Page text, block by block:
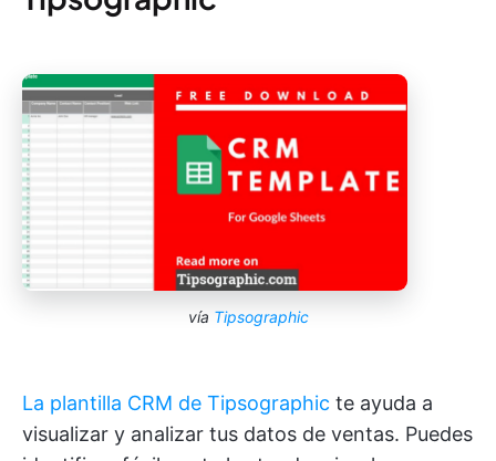
vía Tipsographic
La plantilla CRM de Tipsographic te ayuda a
visualizar y analizar tus datos de ventas. Puedes